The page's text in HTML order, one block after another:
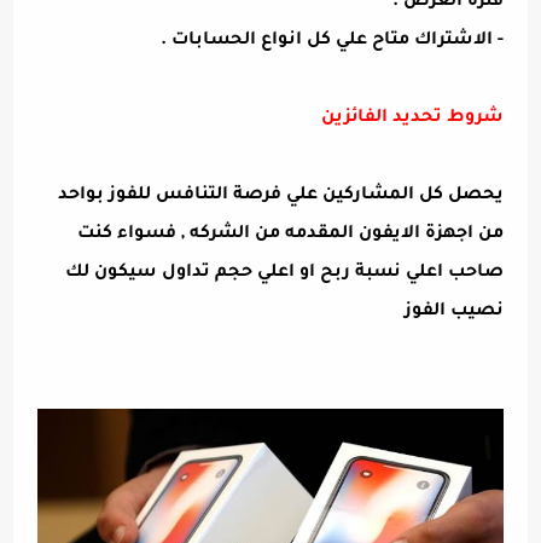
- الاشتراك متاح علي كل انواع الحسابات .
شروط تحديد الفائزين
يحصل كل المشاركين علي فرصة التنافس للفوز بواحد
من اجهزة الايفون المقدمه من الشركه , فسواء كنت
صاحب اعلي نسبة ربح او اعلي حجم تداول سيكون لك
نصيب الفوز